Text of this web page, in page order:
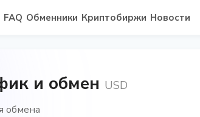
FAQ Обменники Криптобиржи Новости
и обмен USD
обмена